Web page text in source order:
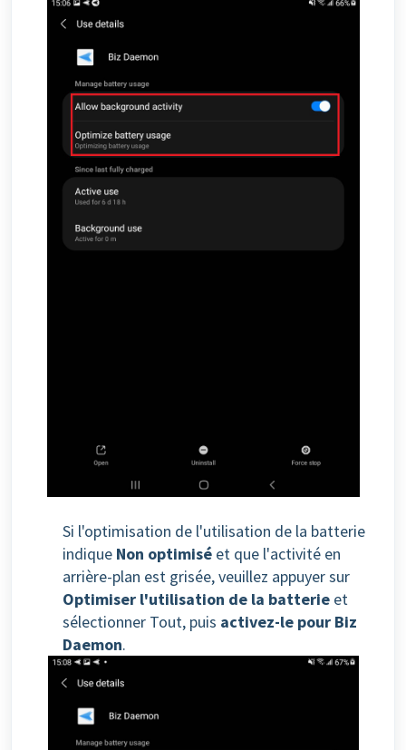
Si l'optimisation de l'utilisation de la batterie
indique Non optimisé et que l'activité en
arrière-plan est grisée, veuillez appuyer sur
Optimiser l'utilisation de la batterie et
sélectionner Tout, puis activez-le pour Biz
Daemon.